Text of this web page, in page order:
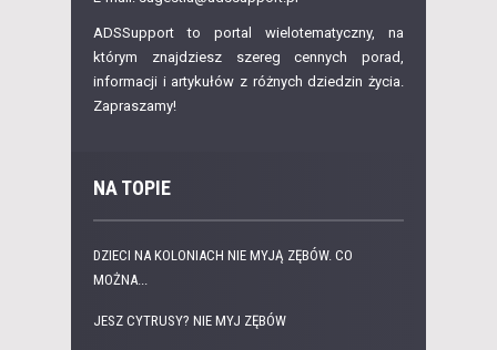
ADSSupport to portal wielotematyczny, na
którym znajdziesz szereg cennych porad,
informacji i artykułów z różnych dziedzin życia.
Zapraszamy!
NA TOPIE
DZIECI NA KOLONIACH NIE MYJĄ ZĘBÓW. CO
MOŻNA...
JESZ CYTRUSY? NIE MYJ ZĘBÓW